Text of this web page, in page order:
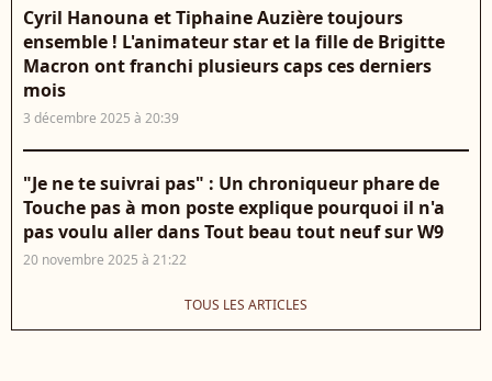
Cyril Hanouna et Tiphaine Auzière toujours
ensemble ! L'animateur star et la fille de Brigitte
Macron ont franchi plusieurs caps ces derniers
mois
3 décembre 2025 à 20:39
"Je ne te suivrai pas" : Un chroniqueur phare de
Touche pas à mon poste explique pourquoi il n'a
pas voulu aller dans Tout beau tout neuf sur W9
20 novembre 2025 à 21:22
TOUS LES ARTICLES